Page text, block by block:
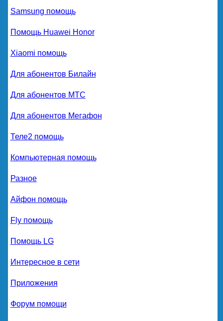
Samsung помощь
Помощь Huawei Honor
Xiaomi помощь
Для абонентов Билайн
Для абонентов МТС
Для абонентов Мегафон
Теле2 помощь
Компьютерная помощь
Разное
Айфон помощь
Fly помощь
Помощь LG
Интересное в сети
Приложения
Форум помощи